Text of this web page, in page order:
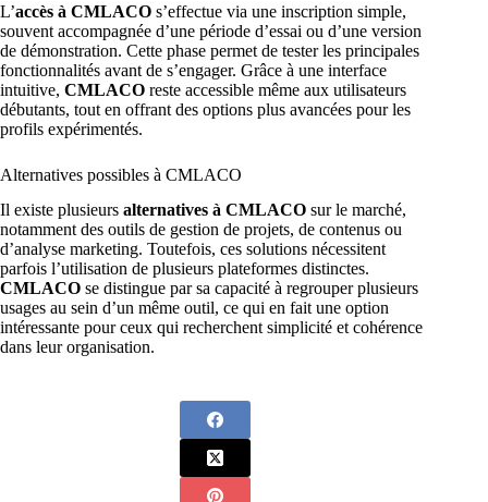
L’accès à CMLACO s’effectue via une inscription simple,
souvent accompagnée d’une période d’essai ou d’une version
de démonstration. Cette phase permet de tester les principales
fonctionnalités avant de s’engager. Grâce à une interface
intuitive, CMLACO reste accessible même aux utilisateurs
débutants, tout en offrant des options plus avancées pour les
profils expérimentés.
Alternatives possibles à CMLACO
Il existe plusieurs alternatives à CMLACO sur le marché,
notamment des outils de gestion de projets, de contenus ou
d’analyse marketing. Toutefois, ces solutions nécessitent
parfois l’utilisation de plusieurs plateformes distinctes.
CMLACO se distingue par sa capacité à regrouper plusieurs
usages au sein d’un même outil, ce qui en fait une option
intéressante pour ceux qui recherchent simplicité et cohérence
dans leur organisation.